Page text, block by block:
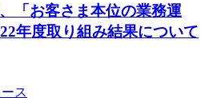
「お客さま本位の業務運
年度取り組み結果について
ス